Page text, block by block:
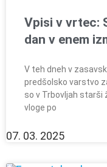
Vpisi v vrtec:
dan v enem
V teh dneh v
predšolsko varstvo
so v Trbovljah starši
vloge po
07. 03. 2025